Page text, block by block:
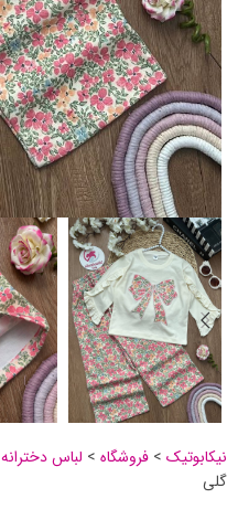
نیکابوتیک > فروشگاه > لباس دخترانه
گلی